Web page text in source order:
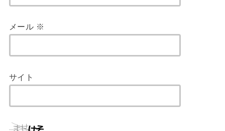
メール ※
サイト